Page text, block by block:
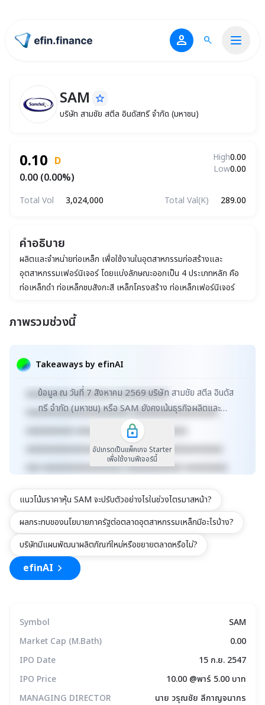
ไปหน้าแรก person search
SAMบริษัท สามชัย สตีล อินดัสทรี จำกัด (มหาชน)
SAM star_border
บริษัท สามชัย สตีล อินดัสทรี จำกัด (มหาชน)
0.10 D
0.00 (0.00%)
High0.00
Low0.00
Total Vol 3,024,000 Total Val(K) 289.00
คำอธิบาย
ผลิตและจำหน่ายท่อเหล็ก เพื่อใช้งานในอุตสาหกรรมก่อสร้างและ
อุตสาหกรรมเฟอร์นิเจอร์ โดยแบ่งลักษณะออกเป็น 4 ประเภทหลัก คือ
ท่อเหล็กดำ ท่อเหล็กชุบสังกะสี เหล็กโครงสร้าง ท่อเหล็กเฟอร์นิเจอร์
ภาพรวมช่วงนี้
Takeaways by efinAI
xxxxx xxxxxxxxxxxxxxxxxxxxxxxxxxxxxx
xxxxxxxxxxxxxxxxxx xxxxxxxxxxxxxxx xxxxx
xxxxxxxxx xxxxxxxxx xxxxxxxxxxx
xxxxxxxxxxxxxxxxxxxxxx xxxxxxxxxxxxxxxxxx
xxxxxxxxxx xxxxxxxxxxxxx xxxxxxxxxx
xxxxxxxxxxxxxxxxxxxxxxxxxx xxxxxxxxxxxxxxx
xxx xxxxxxxxxxxxxxxxx xxxxxxxxxxxx xxxxxxxxx
xxxxxxxxxxx xxxxxxxx xxxxxxxxxxxxxxxxxxxxxxx
xxxxxxxxxxxxxxxxxxx xxxxx
xxxxxxxxxxxxxxxxxxxxxxxxxxxxxx
ข้อมูล ณ วันที่ 7 สิงหาคม 2569 บริษัท สามชัย สตีล อินดัส
ทรี จำกัด (มหาชน) หรือ SAM ยังคงเน้นธุรกิจผลิตและ
จำหน่ายท่อเหล็กที่ตอบโจทย์อุตสาหกรรมก่อสร้างแ...
อัปเกรดเป็นแพ็คเกจ Starter
เพื่อใช้งานฟีเจอร์นี้
แนวโน้มราคาหุ้น SAM จะปรับตัวอย่างไรในช่วงไตรมาสหน้า?
ผลกระทบของนโยบายภาครัฐต่อตลาดอุตสาหกรรมเหล็กมีอะไรบ้าง?
บริษัทมีแผนพัฒนาผลิตภัณฑ์ใหม่หรือขยายตลาดหรือไม่?
efinAI
Symbol
SAM
Market Cap (M.Bath)
0.00
IPO Date
15 ก.ย. 2547
IPO Price
10.00 @พาร์ 5.00 บาท
MANAGING DIRECTOR
นาย วรุณชัย ลีกาญจนากร